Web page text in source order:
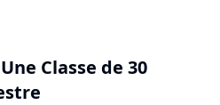
Classe de 30